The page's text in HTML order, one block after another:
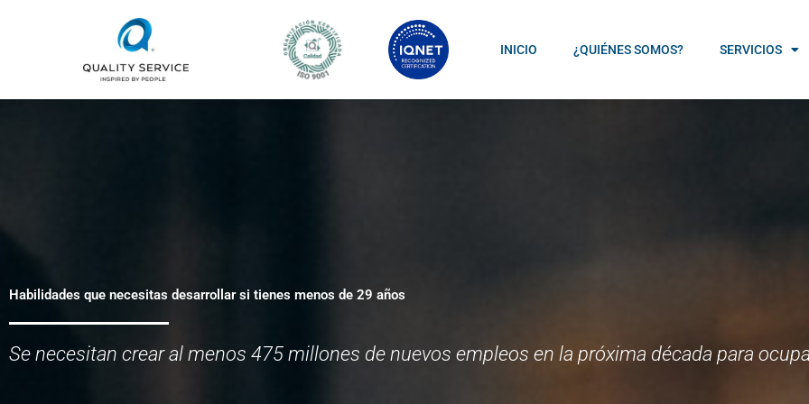
INICIO ¿QUIÉNES SOMOS? SERVICIOS
Habilidades que necesitas desarrollar si tienes menos de 29 años
Se necesitan crear al menos 475 millones de nuevos empleos en la próxima década para